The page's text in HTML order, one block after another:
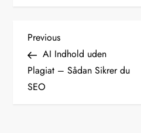
I
n
d
Previous
Post
Previous
AI Indhold uden
Plagiat – Sådan Sikrer du
SEO